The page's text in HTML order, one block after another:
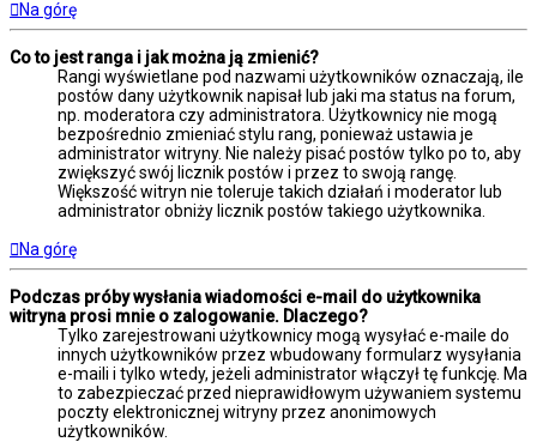
Na górę
Co to jest ranga i jak można ją zmienić?
Rangi wyświetlane pod nazwami użytkowników oznaczają, ile
postów dany użytkownik napisał lub jaki ma status na forum,
np. moderatora czy administratora. Użytkownicy nie mogą
bezpośrednio zmieniać stylu rang, ponieważ ustawia je
administrator witryny. Nie należy pisać postów tylko po to, aby
zwiększyć swój licznik postów i przez to swoją rangę.
Większość witryn nie toleruje takich działań i moderator lub
administrator obniży licznik postów takiego użytkownika.
Na górę
Podczas próby wysłania wiadomości e-mail do użytkownika
witryna prosi mnie o zalogowanie. Dlaczego?
Tylko zarejestrowani użytkownicy mogą wysyłać e-maile do
innych użytkowników przez wbudowany formularz wysyłania
e-maili i tylko wtedy, jeżeli administrator włączył tę funkcję. Ma
to zabezpieczać przed nieprawidłowym używaniem systemu
poczty elektronicznej witryny przez anonimowych
użytkowników.